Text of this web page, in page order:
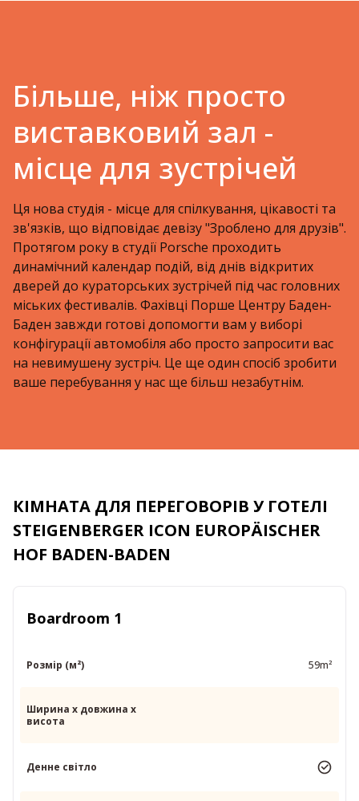
Більше, ніж просто
виставковий зал -
місце для зустрічей
Ця нова студія - місце для спілкування, цікавості та
зв'язків, що відповідає девізу "Зроблено для друзів".
Протягом року в студії Porsche проходить
динамічний календар подій, від днів відкритих
дверей до кураторських зустрічей під час головних
міських фестивалів. Фахівці Порше Центру Баден-
Баден завжди готові допомогти вам у виборі
конфігурації автомобіля або просто запросити вас
на невимушену зустріч. Це ще один спосіб зробити
ваше перебування у нас ще більш незабутнім.
КІМНАТА ДЛЯ ПЕРЕГОВОРІВ У ГОТЕЛІ
STEIGENBERGER ICON EUROPÄISCHER
HOF BADEN-BADEN
Boardroom 1
Розмір (м²) 59m²
Ширина x довжина x
висота
Денне світло